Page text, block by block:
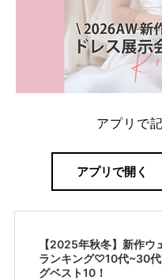
アプリで
アプリで開く
【2025年秋冬】新作ウ
ランキング♡10代~30
グベスト10！